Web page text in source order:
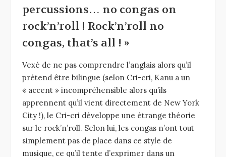
percussions… no congas on
rock’n’roll ! Rock’n’roll no
congas, that’s all ! »
Vexé de ne pas comprendre l’anglais alors qu’il
prétend être bilingue (selon Cri-cri, Kanu a un
« accent » incompréhensible alors qu’ils
apprennent qu’il vient directement de New York
City !), le Cri-cri développe une étrange théorie
sur le rock’n’roll. Selon lui, les congas n’ont tout
simplement pas de place dans ce style de
musique, ce qu’il tente d’exprimer dans un